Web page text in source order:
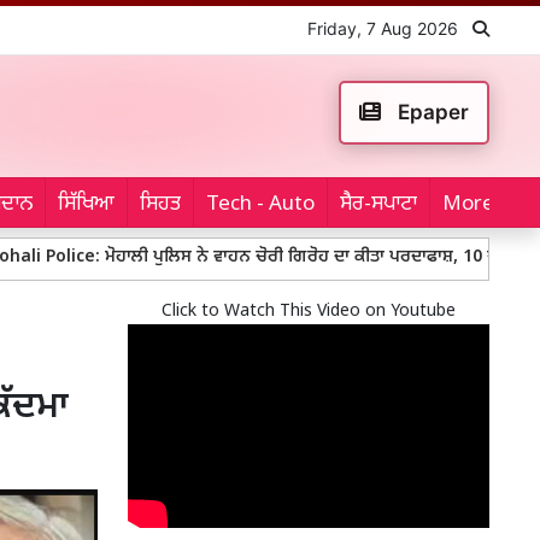
Friday, 7 Aug 2026
Epaper
ਸਿੱਖਿਆ ਸਿਹਤ Tech - Auto ਸੈਰ-ਸਪਾਟਾ More...
ਮੋਹਾਲੀ ਪੁਲਿਸ ਨੇ ਵਾਹਨ ਚੋਰੀ ਗਿਰੋਹ ਦਾ ਕੀਤਾ ਪਰਦਾਫਾਸ਼, 10 ਚੋਰੀਸ਼ੁਦਾ ਵਾਹਨਾਂ
Click to Watch This Video on Youtube